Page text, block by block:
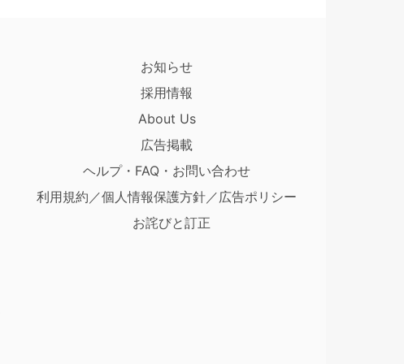
お知らせ
採用情報
About Us
広告掲載
ヘルプ・FAQ・お問い合わせ
利用規約／個人情報保護方針／広告ポリシー
お詫びと訂正